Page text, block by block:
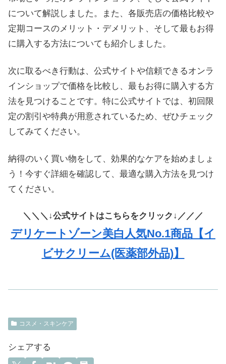
について解説しました。また、各販売店の価格比較や
定期コースのメリット・デメリット、そして最もお得
に購入する方法についても紹介しました。
次に取るべき行動は、公式サイトや信頼できるオンラ
インショップで価格を比較し、最もお得に購入する方
法を見つけることです。特に公式サイトでは、初回限
定の割引や特典が用意されているため、ぜひチェック
してみてください。
納得のいく買い物をして、効果的なケアを始めましょ
う！今すぐ詳細を確認して、最適な購入方法を見つけ
てください。
＼＼＼↓公式サイトはこちらをクリック↓／／／
デリケートゾーン美白人気No.1商品【イ
ビサクリーム(医薬部外品)】
コスメ・スキンケア
シェアする